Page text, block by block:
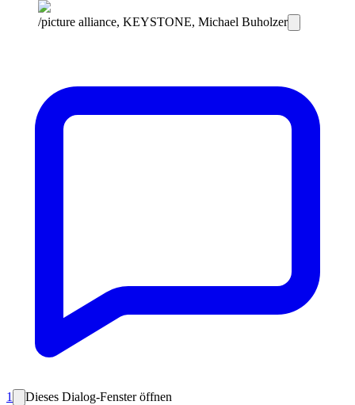
/picture alliance, KEYSTONE, Michael Buholzer
1 Dieses Dialog-Fenster öffnen